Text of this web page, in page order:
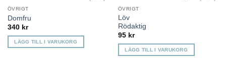
har
flera
varianter.
De
olika
alternativen
ÖVRIGT
Domfru
340 kr
LÄGG TILL I VARUKORG
ÖVRIGT
Löv
Rödaktig
95 kr
LÄGG TILL I VARUKORG